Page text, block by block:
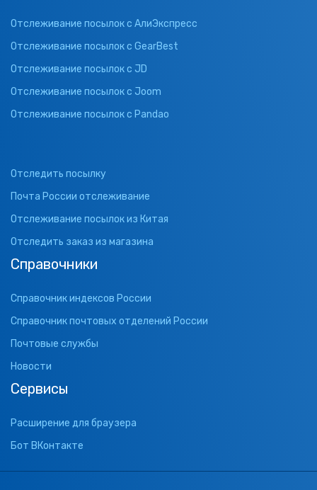
Отслеживание посылок с АлиЭкспресс
Отслеживание посылок с GearBest
Отслеживание посылок с JD
Отслеживание посылок с Joom
Отслеживание посылок с Pandao
Отследить посылку
Почта России отслеживание
Отслеживание посылок из Китая
Отследить заказ из магазина
Справочники
Справочник индексов России
Справочник почтовых отделений России
Почтовые службы
Новости
Сервисы
Расширение для браузера
Бот ВКонтакте